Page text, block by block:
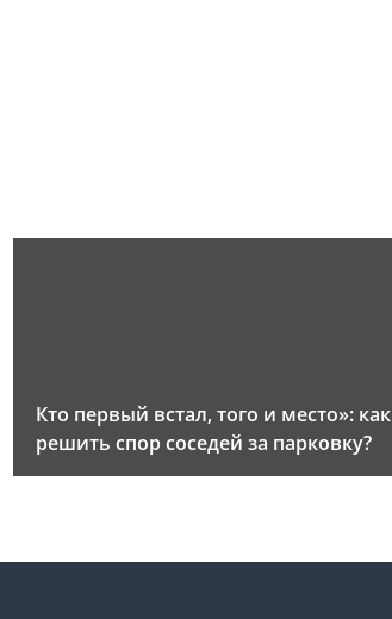
Кто первый встал, того и место»: как
решить спор соседей за парковку?